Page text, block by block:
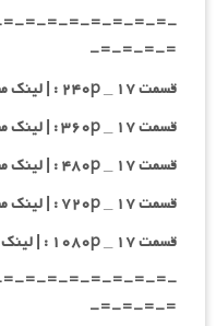
=-=-=-=-=-=-=-
=-=-=-=-
قسمت ۱۷ _ ۲۴۰p : | لینک مستقیم |
قسمت ۱۷ _ ۳۶۰p : | لینک مستقیم |
قسمت ۱۷ _ ۴۸۰p : | لینک مستقیم |
قسمت ۱۷ _ ۷۲۰p : | لینک مستقیم |
قسمت ۱۷ _ ۱۰۸۰p : | لینک مستقیم |
=-=-=-=-=-=-=-
=-=-=-=-